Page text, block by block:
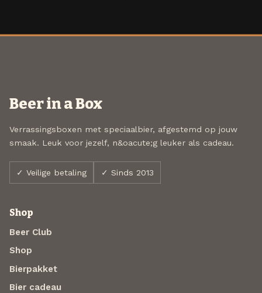
Beer in a Box
Verrassingsboxen met speciaalbier, afgestemd op jouw
smaak. Leuk voor jezelf, n&oacute;g leuker als cadeau.
✓ Veilige betaling ✓ Sinds 2013
Shop
Beer Club
Shop
Bierpakket
Bier cadeau